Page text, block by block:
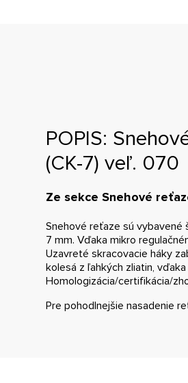
POPIS:
(CK-7) veľ. 070
Ze sekce Snehové
Snehové reťaze sú vybavené
7 mm. Vďaka mikro
Uzavreté skracovacie háky
kolesá z ľahkých zliatin,
Homologizácia/certifikácia/
Pre pohodlnejšie nasadenie